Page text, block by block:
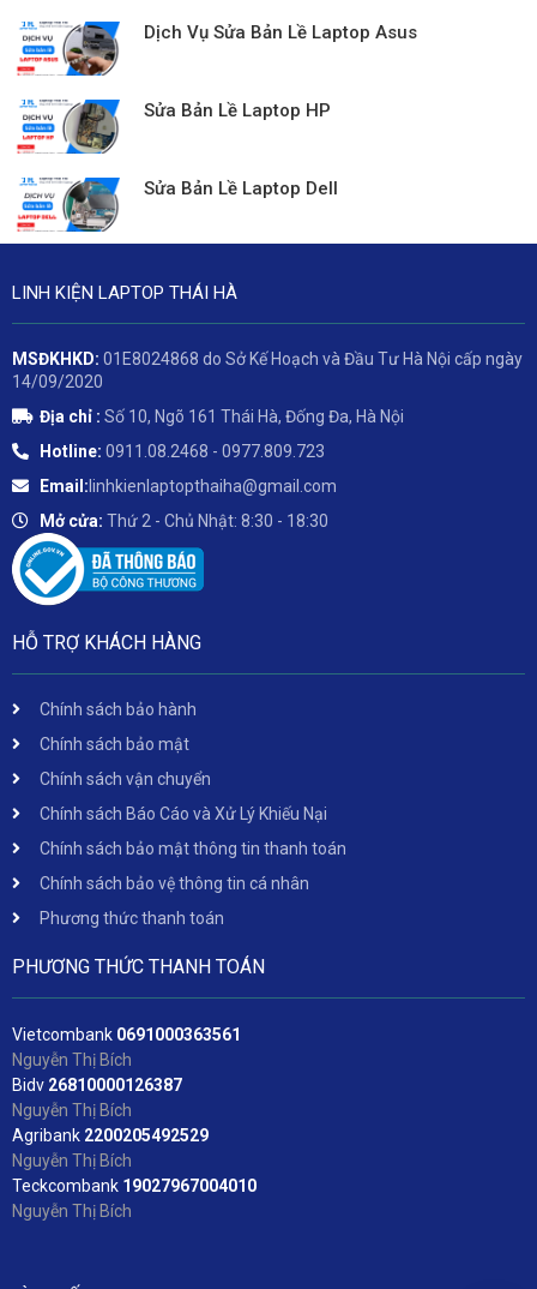
Dịch Vụ Sửa Bản Lề Laptop Asus
Sửa Bản Lề Laptop HP
Sửa Bản Lề Laptop Dell
LINH KIỆN LAPTOP THÁI HÀ
MSĐKHKD: 01E8024868 do Sở Kế Hoạch và Đầu Tư Hà Nội cấp ngày
14/09/2020
Địa chỉ : Số 10, Ngõ 161 Thái Hà, Đống Đa, Hà Nội
Hotline: 0911.08.2468 - 0977.809.723
Email: linhkienlaptopthaiha@gmail.com
Mở cửa: Thứ 2 - Chủ Nhật: 8:30 - 18:30
HỖ TRỢ KHÁCH HÀNG
Chính sách bảo hành
Chính sách bảo mật
Chính sách vận chuyển
Chính sách Báo Cáo và Xử Lý Khiếu Nại
Chính sách bảo mật thông tin thanh toán
Chính sách bảo vệ thông tin cá nhân
Phương thức thanh toán
PHƯƠNG THỨC THANH TOÁN
Vietcombank 0691000363561
Nguyễn Thị Bích
Bidv 26810000126387
Nguyễn Thị Bích
Agribank 2200205492529
Nguyễn Thị Bích
Teckcombank 19027967004010
Nguyễn Thị Bích